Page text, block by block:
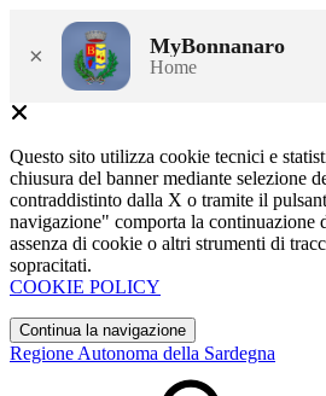
× MyBonnanaro
Home
Questo sito utilizza cookie tecnici e
chiusura del banner mediante selezione
contraddistinto dalla X o tramite il
navigazione" comporta la continuazione
assenza di cookie o altri strumenti di
sopracitati.
COOKIE POLICY
Continua la navigazione
Regione Autonoma della Sardegna